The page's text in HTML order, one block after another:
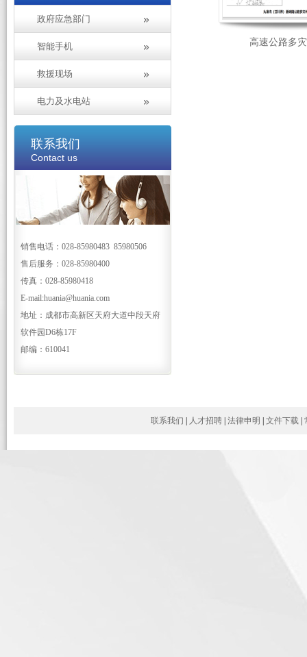
政府应急部门
智能手机
救援现场
电力及水电站
联系我们
Contact us
销售电话：028-85980483 85980506
售后服务：028-85980400
传真：028-85980418
E-mail:huania@huania.com
地址：成都市高新区天府大道中段天府
软件园D6栋17F
邮编：610041
高速公路多
联系我们 人才招聘 法律申明 文件下载